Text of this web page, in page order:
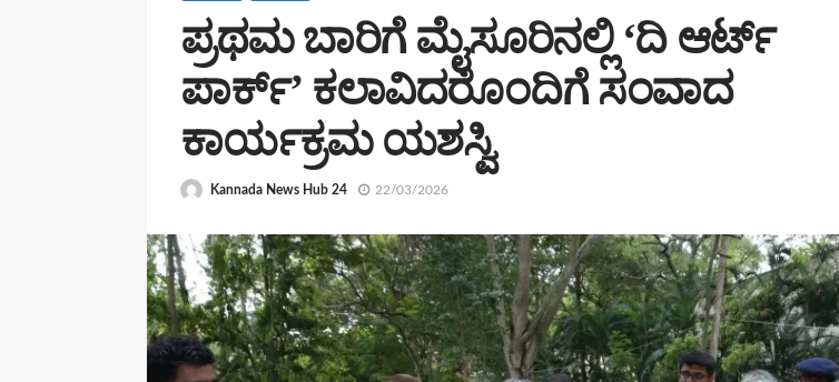
ಪ್ರಥಮ ಬಾರಿಗೆ ಮೈಸೂರಿನಲ್ಲಿ ‘ದಿ ಆರ್ಟ್
ಪಾರ್ಕ್’ ಕಲಾವಿದರೊಂದಿಗೆ ಸಂವಾದ
ಕಾರ್ಯಕ್ರಮ ಯಶಸ್ವಿ
Kannada News Hub 24 22/03/2026